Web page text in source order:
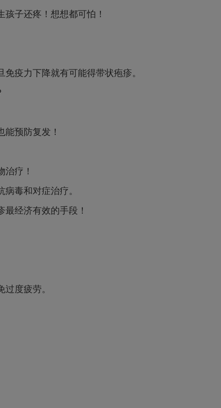
子还疼！想想都可怕！
疫力下降就有可能得带状疱疹。
预防复发！
治疗！
毒和对症治疗。
经济有效的手段！
度疲劳。